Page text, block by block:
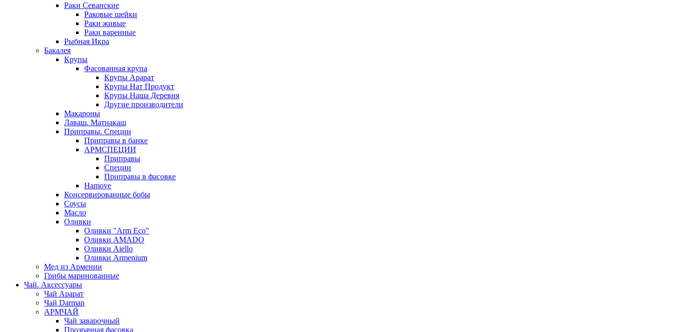
Раки Севанские
Раковые шейки
Раки живые
Раки варенные
Рыбная Икра
Бакалея
Крупы
Фасованная крупа
Крупы Арарат
Крупы Нат Продукт
Крупы Наша Деревня
Другие производители
Макароны
Лаваш. Матнакаш
Приправы. Специи
Приправы в банке
АРМСПЕЦИИ
Приправы
Специи
Приправы в фасовке
Hamove
Консервированные бобы
Соусы
Масло
Оливки
Оливки "Arm Eco"
Оливки AMADO
Оливки Aiello
Оливки Armenium
Мед из Армении
Грибы маринованные
Чай. Аксессуары
Чай Арарат
Чай Darman
АРМЧАЙ
Чай заварочный
Прозрачная фасовка